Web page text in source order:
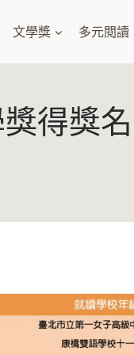
文學獎 多元閱讀
得獎